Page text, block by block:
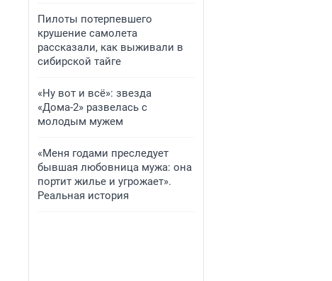
Пилоты потерпевшего
крушение самолета
рассказали, как выживали в
сибирской тайге
«Ну вот и всё»: звезда
«Дома-2» развелась с
молодым мужем
«Меня годами преследует
бывшая любовница мужа: она
портит жилье и угрожает».
Реальная история